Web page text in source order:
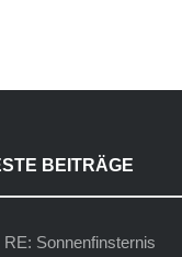
BEITRÄGE
RE: Sonnenfinsternis